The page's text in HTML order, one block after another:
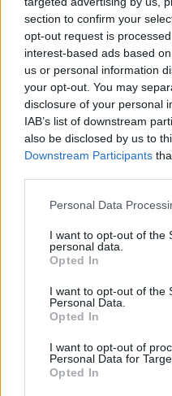
section to confirm your
opt-out request is
interest-based ads based
us or personal information
your opt-out. You may
disclosure of your personal
IAB’s list of downstream
also be disclosed by us to
Downstream Participants
Personal Data
I want to opt-out of the
personal data.
Opted In
I want to opt-out of the
Personal Data.
Opted In
I want to opt-out of
Personal Data for
Opted In
Ver
PARTIDOS
0
CONSECUTIVOS
DE PAGO
0 partidos en local
0%
1
Aston Villa Femenino